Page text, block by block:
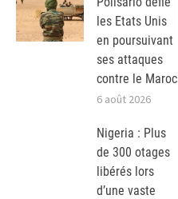
les Etats Unis
en poursuivant
ses attaques
contre le Maroc
6 août 2026
Nigeria : Plus
de 300 otages
libérés lors
d’une vaste